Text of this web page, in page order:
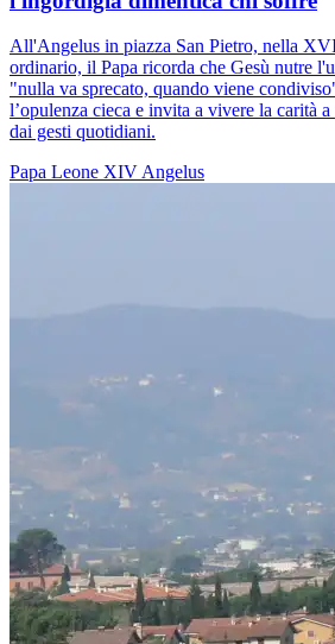
All'Angelus in piazza San Pietro, nella
ordinario, il Papa ricorda che Gesù nutre
"nulla va sprecato, quando viene
l’opulenza cieca e invita a vivere la carità
dai gesti quotidiani.
Papa Leone XIVAngelus